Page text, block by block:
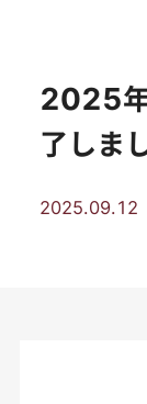
2025
了しま
2025.09.12